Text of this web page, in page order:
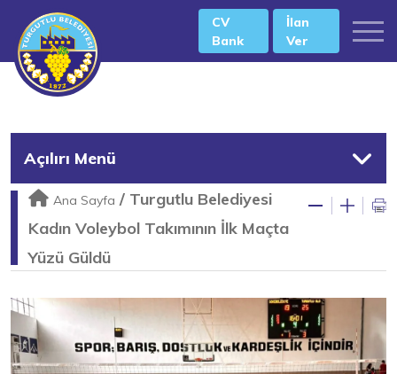
CV
Bank
İlan
Ver
Açılırı Menü
Ana Sayfa / Turgutlu Belediyesi
Kadın Voleybol Takımının İlk Maçta
Yüzü Güldü